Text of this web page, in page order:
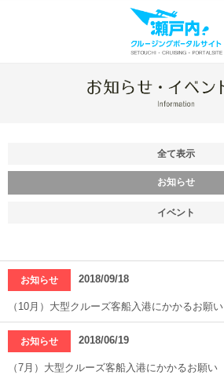
全て表示
お知らせ
イベント
お知らせ 2018/09/18
（10月）大型クルーズ客船入港にかかるお願い
お知らせ 2018/06/19
（7月）大型クルーズ客船入港にかかるお願い